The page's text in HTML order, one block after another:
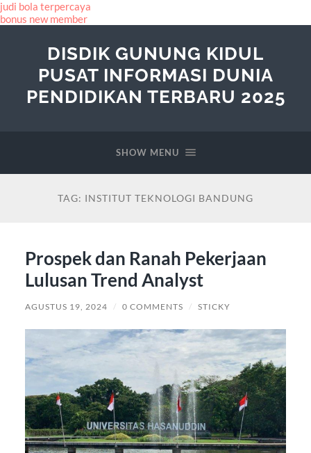
judi bola terpercaya
bonus new member
DISDIK GUNUNG KIDUL
PUSAT INFORMASI DUNIA
PENDIDIKAN TERBARU 2025
SHOW MENU
TAG: INSTITUT TEKNOLOGI BANDUNG
Prospek dan Ranah Pekerjaan
Lulusan Trend Analyst
AGUSTUS 19, 2024 / 0 COMMENTS / STICKY